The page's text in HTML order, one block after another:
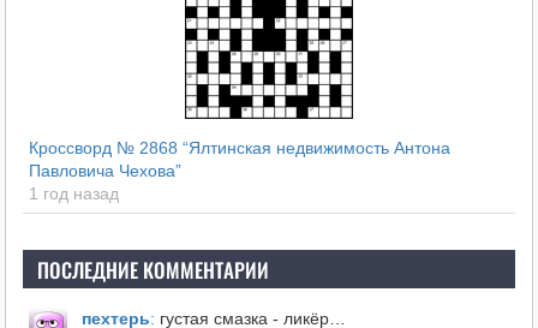
Кроссворд № 2868 “Ялтинская недвижимость Антона
Павловича Чехова”
1 год назад
ПОСЛЕДНИЕ КОММЕНТАРИИ
пехтерь: густая смазка - ликёр…